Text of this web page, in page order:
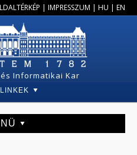
| IMPRESSZUM | HU | EN
Informatikai Kar